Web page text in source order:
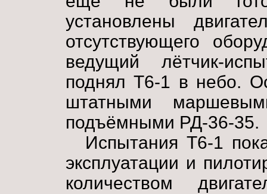
установлены
отсутствующего
ведущий лётчик-
поднял Т6-1 в небо.
штатными
подъёмными РД-36-35.
Испытания Т6-1
эксплуатации и
количеством